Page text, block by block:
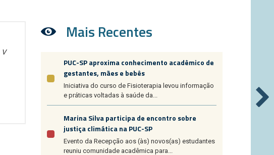
V
Mais Recentes
PUC-SP aproxima conhecimento acadêmico de
gestantes, mães e bebês
Iniciativa do curso de Fisioterapia levou informação
e práticas voltadas à saúde da...
Marina Silva participa de encontro sobre
justiça climática na PUC-SP
Evento da Recepção aos (às) novos(as) estudantes
reuniu comunidade acadêmica para...